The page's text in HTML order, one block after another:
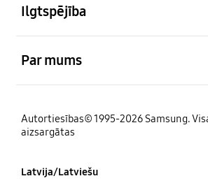
Ilgtspējība
Par mums
Autortiesības© 1995-2026 Samsung.
aizsargātas
Latvija/Latviešu